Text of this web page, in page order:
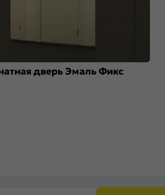
дверь Эмаль Фикс